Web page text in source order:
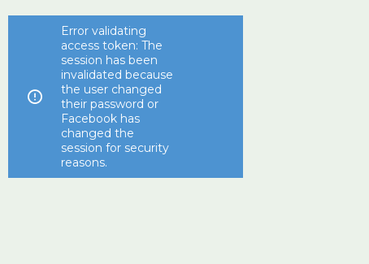
Error validating
access token: The
session has been
invalidated because
the user changed
their password or
Facebook has
changed the
session for security
reasons.